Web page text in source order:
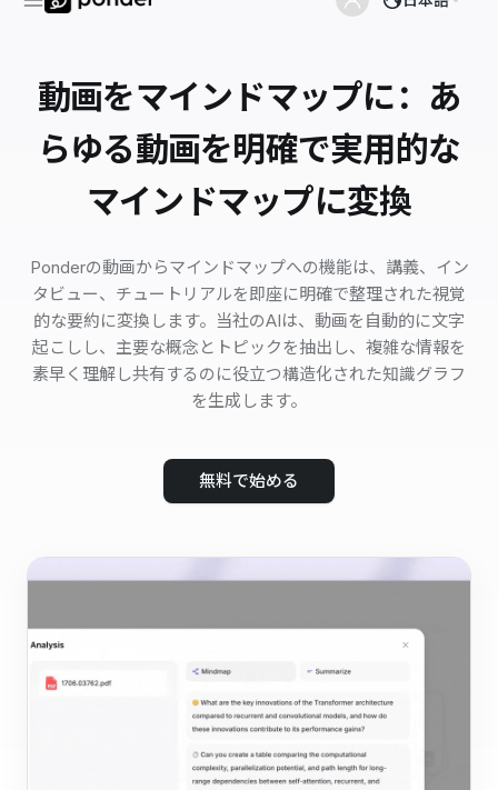
動画をマインドマップに：あ
らゆる動画を明確で実用的な
マインドマップに変換
Ponderの動画からマインドマップへの機能は、講義、イン
タビュー、チュートリアルを即座に明確で整理された視覚
的な要約に変換します。当社のAIは、動画を自動的に文字
起こしし、主要な概念とトピックを抽出し、複雑な情報を
素早く理解し共有するのに役立つ構造化された知識グラフ
を生成します。
無料で始める